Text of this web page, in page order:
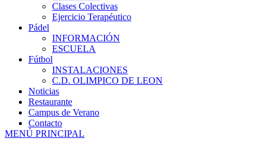
Clases Colectivas
Ejercicio Terapéutico
Pádel
INFORMACIÓN
ESCUELA
Fútbol
INSTALACIONES
C.D. OLIMPICO DE LEON
Noticias
Restaurante
Campus de Verano
Contacto
MENÚ PRINCIPAL